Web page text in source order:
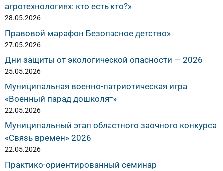
агротехнологиях: кто есть кто?»
28.05.2026
Правовой марафон Безопасное детство»
27.05.2026
Дни защиты от экологической опасности — 2026
25.05.2026
Муниципальная военно-патриотическая игра
«Военный парад дошколят»
22.05.2026
Муниципальный этап областного заочного конкурса
«Связь времен» 2026
22.05.2026
Практико-ориентированный семинар